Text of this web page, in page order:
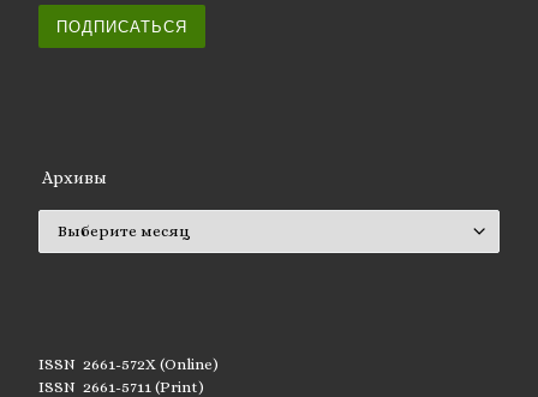
ПОДПИСАТЬСЯ
Архивы
ISSN 2661-572X (Online)
ISSN 2661-5711 (Print)